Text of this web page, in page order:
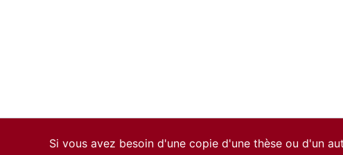
Si vous avez besoin d'une copie d'une thèse ou d'un